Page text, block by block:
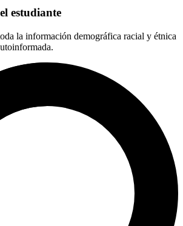
estudiante
la información demográfica racial y étnica